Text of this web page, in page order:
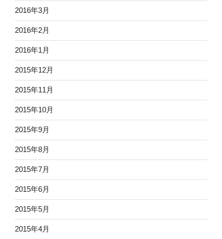
2016年3月
2016年2月
2016年1月
2015年12月
2015年11月
2015年10月
2015年9月
2015年8月
2015年7月
2015年6月
2015年5月
2015年4月